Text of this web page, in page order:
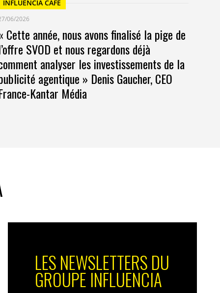
INFLUENCIA CAFÉ
06/2026
Cette année, nous avons finalisé la pige de
SVOD et nous regardons déjà
analyser les investissements de la
agentique » Denis Gaucher, CEO
Kantar Média
LES NEWSLETTERS DU
GROUPE INFLUENCIA